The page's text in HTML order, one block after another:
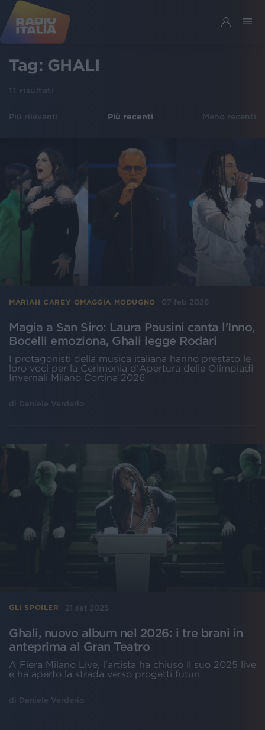
Tag: GHALI
11 risultati
Più rilevanti Più recenti Meno recenti
MARIAH CAREY OMAGGIA MODUGNO 07 feb 2026
Magia a San Siro: Laura Pausini canta l'Inno,
Bocelli emoziona, Ghali legge Rodari
I protagonisti della musica italiana hanno prestato le
loro voci per la Cerimonia d'Apertura delle Olimpiadi
Invernali Milano Cortina 2026
di Daniele Verderio
GLI SPOILER 21 set 2025
Ghali, nuovo album nel 2026: i tre brani in
anteprima al Gran Teatro
A Fiera Milano Live, l'artista ha chiuso il suo 2025 live
e ha aperto la strada verso progetti futuri
di Daniele Verderio